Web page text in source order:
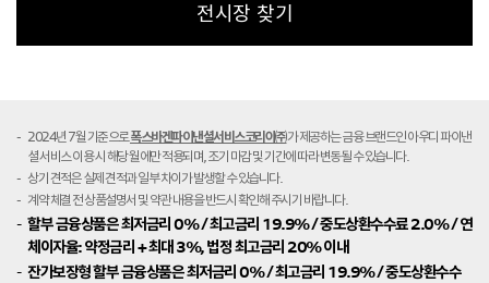
전시장 찾기
2024년 7월 기준으로폭스바겐파이낸셜서비스코리아㈜가 제공하는 금융 브랜드인 아우디 파이낸
셜 서비스 이용 시 해당 월에만 적용되며, 조기 마감 및 기간에 따라 변동될 수 있습니다.
상기 견적은 실제 견적과 일부 차이가 발생할 수 있습니다.
계약 체결 전 상품설명서 및 약관 내용을 반드시 확인해 주시기 바랍니다.
할부 금융상품은 최저금리 0% / 최고금리 19.9% / 중도상환수수료 2.0% / 연
체이자율: 약정금리 + 최대 3%, 법정 최고금리 20% 이내
잔가보장형 할부 금융상품은 최저금리 0% / 최고금리 19.9% / 중도상환수수